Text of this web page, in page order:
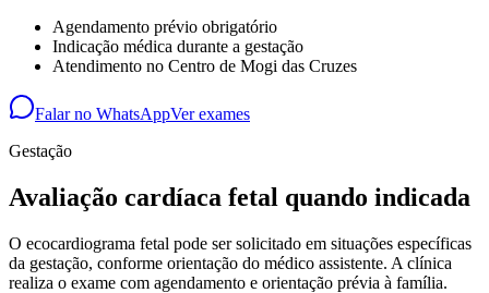
Agendamento prévio obrigatório
Indicação médica durante a gestação
Atendimento no Centro de Mogi das Cruzes
Falar no WhatsAppVer exames
Gestação
Avaliação cardíaca fetal quando indicada
O ecocardiograma fetal pode ser solicitado em situações específicas
da gestação, conforme orientação do médico assistente. A clínica
realiza o exame com agendamento e orientação prévia à família.